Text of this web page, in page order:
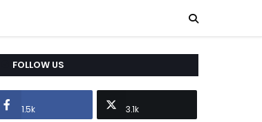
FOLLOW US
1.5k 3.1k